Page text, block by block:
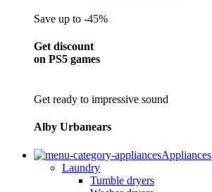
Save up to -45%
Get discount
on PS5 games
Get ready to impressive sound
Alby Urbanears
Appliances
Laundry
Tumble dryers